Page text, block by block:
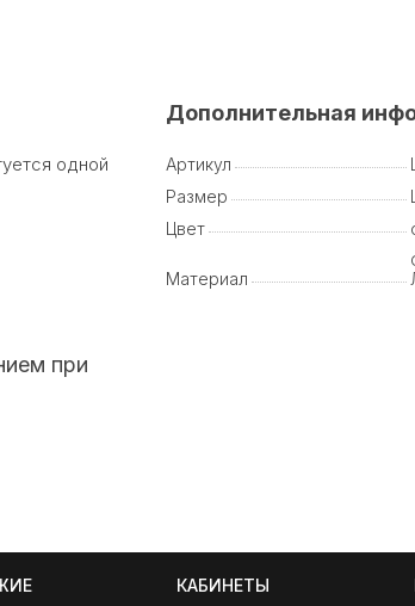
одной
при
Дополнительная
Артикул
Размер
Цвет
Материал
КАБИНЕТЫ